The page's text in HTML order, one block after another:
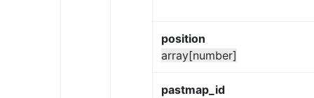
position
array[number]
pastmap_id